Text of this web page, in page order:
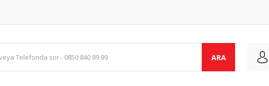
ARA